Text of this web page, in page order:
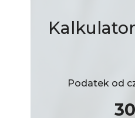
Kalkulator
Podatek od